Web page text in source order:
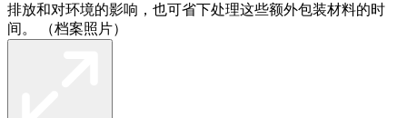
排放和对环境的影响，也可省下处理这些额外包装材料的时
间。 （档案照片）